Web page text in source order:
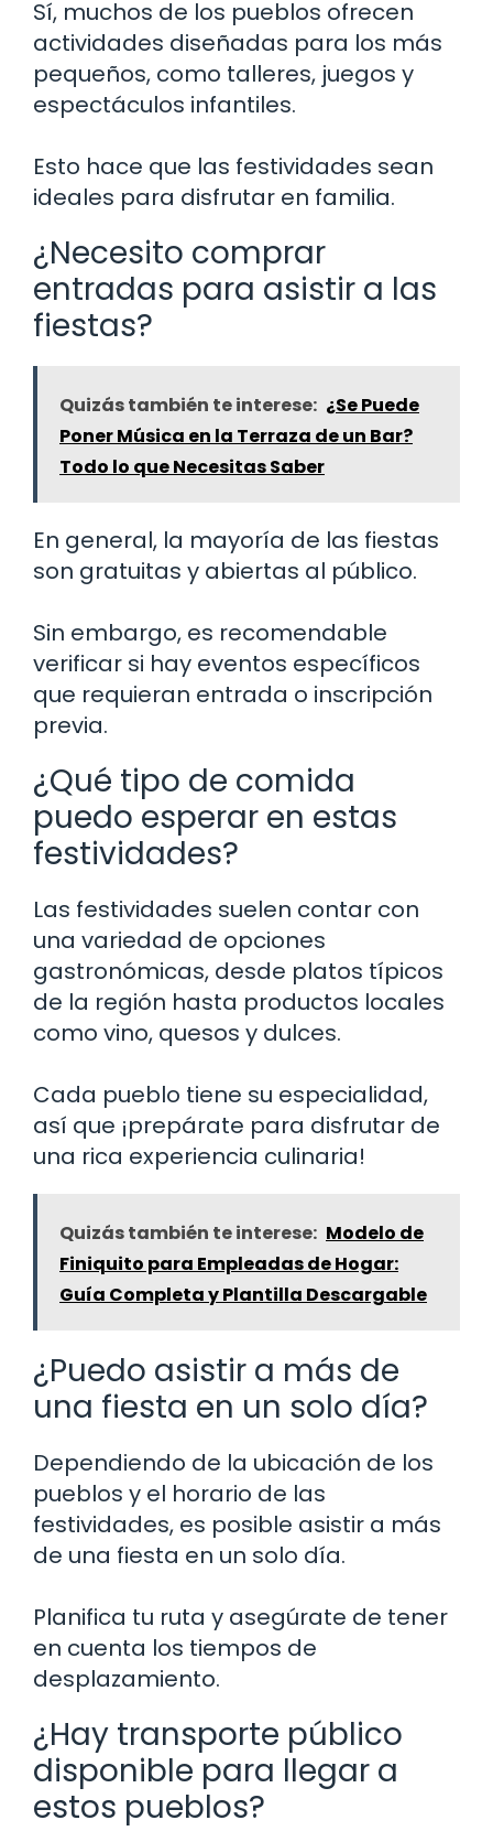
Sí, muchos de los pueblos ofrecen
actividades diseñadas para los más
pequeños, como talleres, juegos y
espectáculos infantiles.
Esto hace que las festividades sean
ideales para disfrutar en familia.
¿Necesito comprar
entradas para asistir a las
fiestas?
Quizás también te interese: ¿Se Puede
Poner Música en la Terraza de un Bar?
Todo lo que Necesitas Saber
En general, la mayoría de las fiestas
son gratuitas y abiertas al público.
Sin embargo, es recomendable
verificar si hay eventos específicos
que requieran entrada o inscripción
previa.
¿Qué tipo de comida
puedo esperar en estas
festividades?
Las festividades suelen contar con
una variedad de opciones
gastronómicas, desde platos típicos
de la región hasta productos locales
como vino, quesos y dulces.
Cada pueblo tiene su especialidad,
así que ¡prepárate para disfrutar de
una rica experiencia culinaria!
Quizás también te interese: Modelo de
Finiquito para Empleadas de Hogar:
Guía Completa y Plantilla Descargable
¿Puedo asistir a más de
una fiesta en un solo día?
Dependiendo de la ubicación de los
pueblos y el horario de las
festividades, es posible asistir a más
de una fiesta en un solo día.
Planifica tu ruta y asegúrate de tener
en cuenta los tiempos de
desplazamiento.
¿Hay transporte público
disponible para llegar a
estos pueblos?